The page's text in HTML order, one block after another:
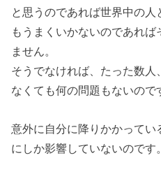
と思うのであれば世界中の
もうまくいかないのであれ
ません。
そうでなければ、たった数
なくても何の問題もないので
意外に自分に降りかかって
にしか影響していないのです。